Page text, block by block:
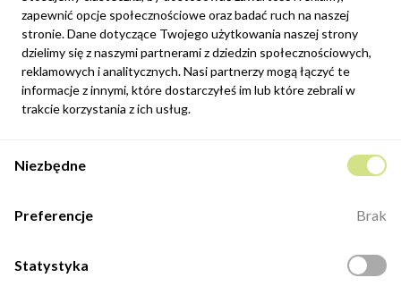
Newsletter
Możesz zrezygnować w każdej chwili. W tym celu należy odnaleźć
szczegóły w naszej informacji prawnej.
Zapisz się
internetowego.
Kontakt
Otwarte: 8:00 -16:00
zapewnić opcje społecznościowe oraz badać ruch na naszej
stronie. Dane dotyczące Twojego użytkowania naszej strony
dzielimy się z naszymi partnerami z dziedzin społecznościowych,
reklamowych i analitycznych. Nasi partnerzy mogą łączyć te
informacje z innymi, które dostarczyłeś im lub które zebrali w
trakcie korzystania z ich usług.
Niezbędne
Preferencje Brak
Statystyka